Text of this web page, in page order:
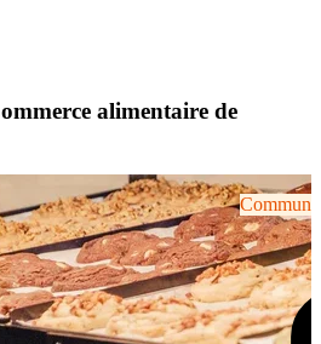
alimentaire de